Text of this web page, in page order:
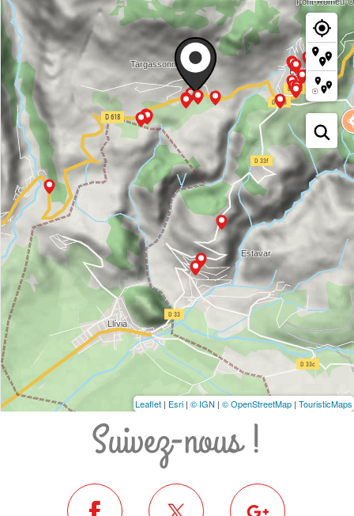
Leaflet | Esri | © IGN | © OpenStreetMap | TouristicMaps
Suivez-nous !